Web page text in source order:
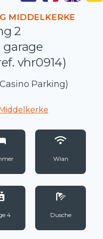
MIDDELKERKE
2
vhr0914)
Parking)
Wlan
4 Dusche